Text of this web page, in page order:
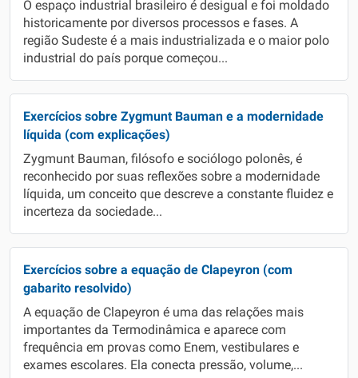
O espaço industrial brasileiro é desigual e foi moldado
historicamente por diversos processos e fases. A
região Sudeste é a mais industrializada e o maior polo
industrial do país porque começou...
Exercícios sobre Zygmunt Bauman e a modernidade
líquida (com explicações)
Zygmunt Bauman, filósofo e sociólogo polonês, é
reconhecido por suas reflexões sobre a modernidade
líquida, um conceito que descreve a constante fluidez e
incerteza da sociedade...
Exercícios sobre a equação de Clapeyron (com
gabarito resolvido)
A equação de Clapeyron é uma das relações mais
importantes da Termodinâmica e aparece com
frequência em provas como Enem, vestibulares e
exames escolares. Ela conecta pressão, volume,...